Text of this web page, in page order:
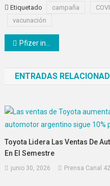
Etiquetado campaña
vacunación
Navegación
entradas
Pfizer inicia pruebas de vacuna anticovid en mujeres embarazadas
ENTRADAS
Toyota Lidera Las Ventas De
En El Semestre
junio 30, 2026 Prensa Canal 42